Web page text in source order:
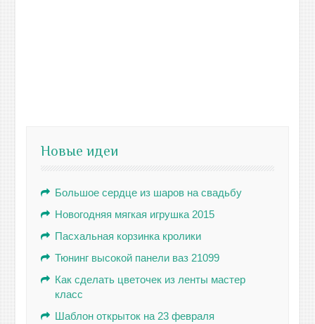
Новые идеи
Большое сердце из шаров на свадьбу
Новогодняя мягкая игрушка 2015
Пасхальная корзинка кролики
Тюнинг высокой панели ваз 21099
Как сделать цветочек из ленты мастер
класс
Шаблон открыток на 23 февраля